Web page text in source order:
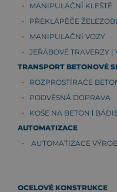
MANIPULAČNÍ KLEŠTĚ
PŘEKLÁPĚČE
MANIPULAČNÍ VOZY
JEŘÁBOVÉ TRAVERZY |
TRANSPORT BETONOVÉ
ROZPROSTÍRAČE
PODVĚSNÁ DOPRAVA
KOŠE NA BETON ǀ
AUTOMATIZACE
AUTOMATIZACE
OCELOVÉ KONSTRUKCE